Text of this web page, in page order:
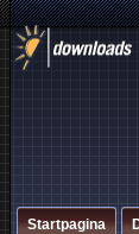
Startpagina